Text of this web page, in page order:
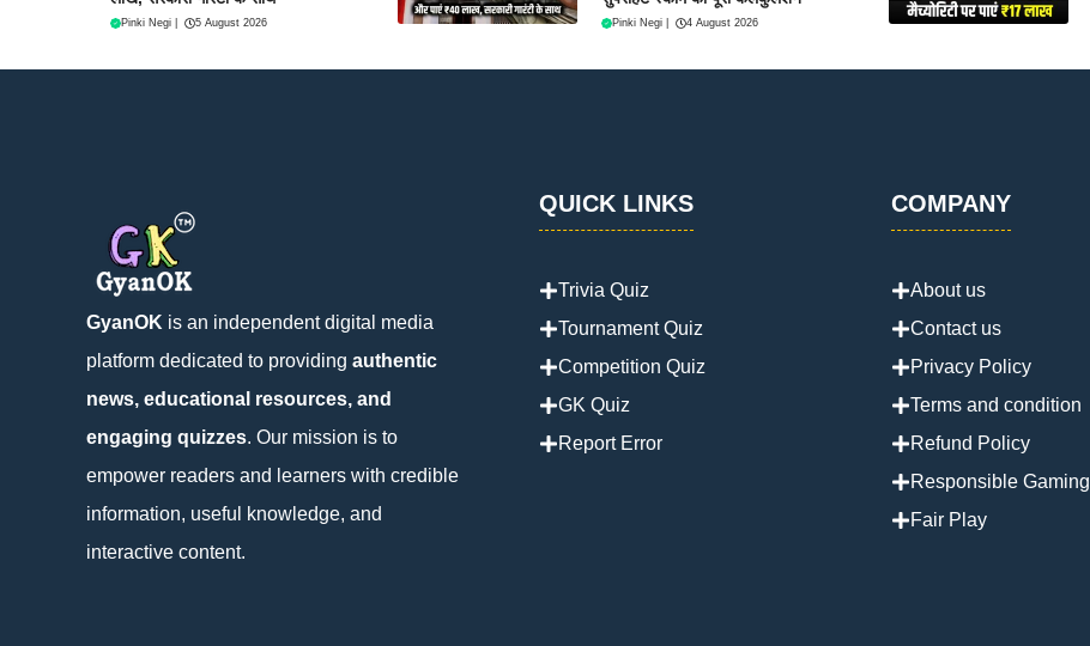
Pinki Negi 5 August 2026 Pinki Negi 4 August 2026
GyanOK is an independent digital media
platform dedicated to providing authentic
news, educational resources, and
engaging quizzes. Our mission is to
empower readers and learners with credible
information, useful knowledge, and
interactive content.
QUICK LINKS
Trivia Quiz
Tournament Quiz
Competition Quiz
GK Quiz
Report Error
COMPANY
About us
Contact us
Privacy Policy
Terms and condition
Refund Policy
Responsible Gaming
Fair Play